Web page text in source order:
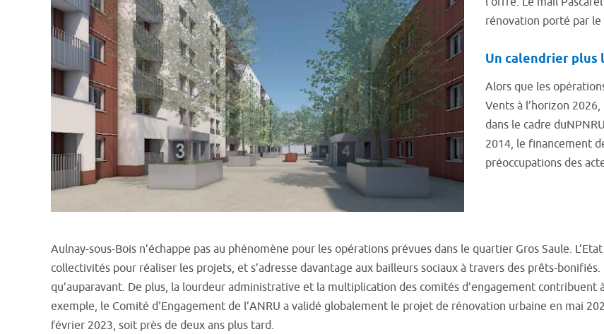
rénovation porté par le
Un calendrier plus
Alors que les
Vents à l’horizon
dans le cadre
2014, le financement
préoccupations des
Aulnay-sous-Bois n’échappe pas au phénomène pour les opérations prévues dans le quartier Gros Saule.
collectivités pour réaliser les projets, et s’adresse davantage aux bailleurs sociaux à travers des prêts-
qu’auparavant. De plus, la lourdeur administrative et la multiplication des comités d’engagement
exemple, le Comité d'Engagement de l’ANRU a validé globalement le projet de rénovation urbaine en mai
février 2023, soit près de deux ans plus tard.